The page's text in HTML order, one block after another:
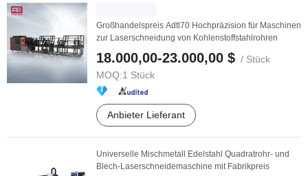
Großhandelspreis Adtl70 Hochpräzision für Maschinen
zur Laserschneidung von Kohlenstoffstahlrohren
18.000,00-23.000,00 $ / Stück
MOQ:1 Stück
Anbieter Lieferant
Universelle Mischmetall Edelstahl Quadratrohr- und
Blech-Laserschneidemaschine mit Fabrikpreis